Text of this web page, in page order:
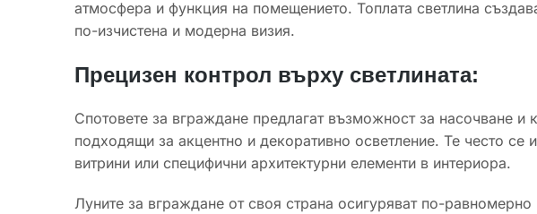
атмосфера и функция на помещението. Топлата светлина
по-изчистена и модерна визия.
Прецизен контрол върху светлината:
Спотовете за вграждане предлагат възможност за насочване и
подходящи за акцентно и декоративно осветление. Те често се
витрини или специфични архитектурни елементи в интериора.
Луните за вграждане от своя страна осигуряват по-